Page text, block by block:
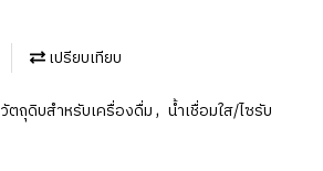
เปรียบเทียบ
วัตถุดิบสำหรับเครื่องดื่ม, น้ำเชื่อมใส/ไซรับ